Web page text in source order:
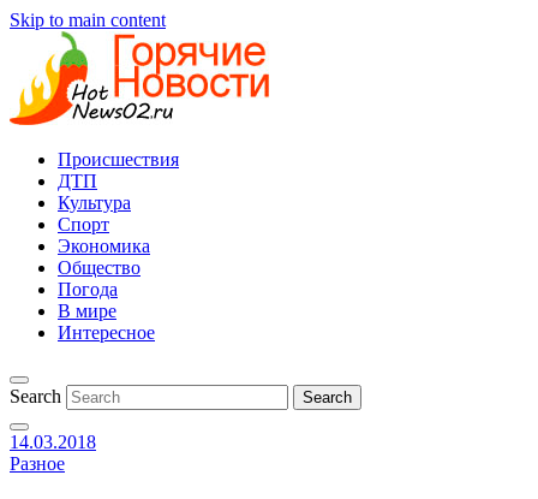
Skip to main content
Происшествия
ДТП
Культура
Спорт
Экономика
Общество
Погода
В мире
Интересное
Search
14.03.2018
Разное